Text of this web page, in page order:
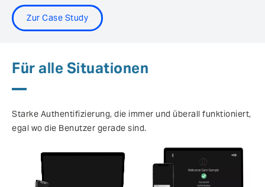
Zur Case Study
Für alle Situationen
Starke Authentifizierung, die immer und überall funktioniert,
egal wo die Benutzer gerade sind.